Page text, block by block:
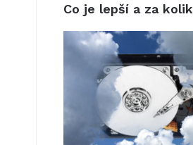
Co je lepší a za kolik